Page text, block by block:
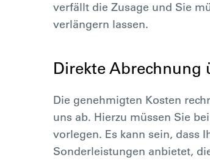
verfällt die Zusage und Sie
verlängern lassen.
Direkte Abrechnung
Die genehmigten Kosten
uns ab. Hierzu müssen Sie
vorlegen. Es kann sein, dass
Sonderleistungen anbietet,